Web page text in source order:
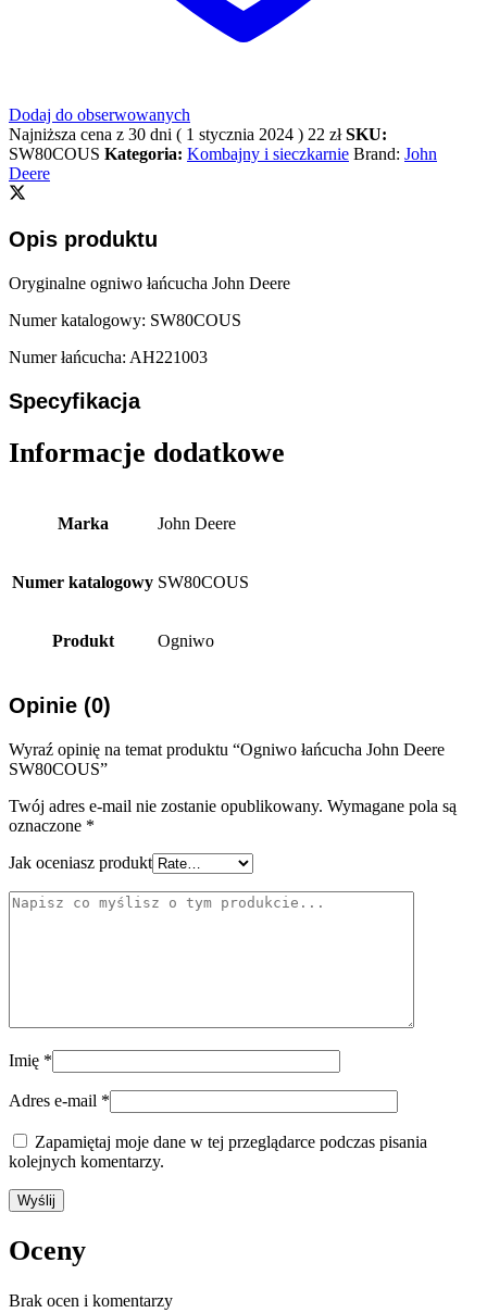
Dodaj do obserwowanych
Najniższa cena z 30 dni ( 1 stycznia 2024 ) 22 zł SKU:
SW80COUS Kategoria: Kombajny i sieczkarnie Brand: John
Deere
Opis produktu
Oryginalne ogniwo łańcucha John Deere
Numer katalogowy: SW80COUS
Numer łańcucha: AH221003
Specyfikacja
Informacje dodatkowe
Marka John Deere
Numer katalogowy SW80COUS
Produkt Ogniwo
Opinie (0)
Wyraź opinię na temat produktu “Ogniwo łańcucha John Deere
SW80COUS”
Twój adres e-mail nie zostanie opublikowany. Wymagane pola są
oznaczone *
Jak oceniasz produkt
Imię *
Adres e-mail *
Zapamiętaj moje dane w tej przeglądarce podczas pisania
kolejnych komentarzy.
Oceny
Brak ocen i komentarzy